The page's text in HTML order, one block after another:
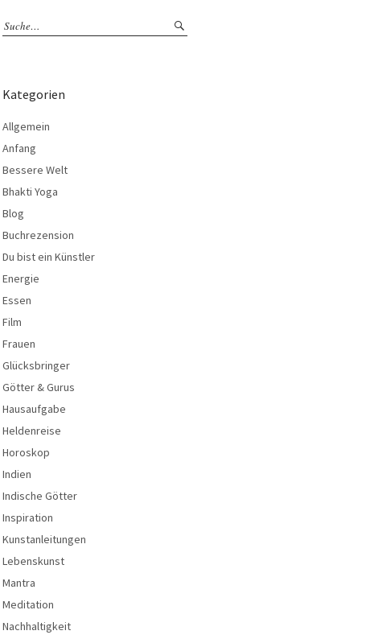
Kategorien
Allgemein
Anfang
Bessere Welt
Bhakti Yoga
Blog
Buchrezension
Du bist ein Künstler
Energie
Essen
Film
Frauen
Glücksbringer
Götter & Gurus
Hausaufgabe
Heldenreise
Horoskop
Indien
Indische Götter
Inspiration
Kunstanleitungen
Lebenskunst
Mantra
Meditation
Nachhaltigkeit